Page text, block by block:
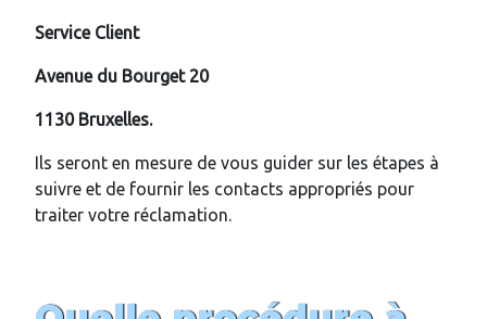
Service Client
Avenue du Bourget 20
1130 Bruxelles.
Ils seront en mesure de vous guider sur les étapes à
suivre et de fournir les contacts appropriés pour
traiter votre réclamation.